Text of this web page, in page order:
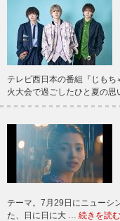
テレビ西日本の番組『じも
火大会で過ごしたひと夏の
テーマ。7月29日にニューシ
た、日に日に大 … 続きを読む